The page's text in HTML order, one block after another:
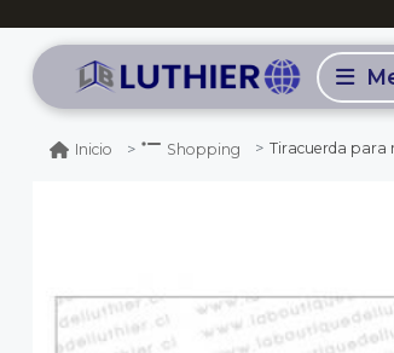
Inicio Shopping Tiracuerda para